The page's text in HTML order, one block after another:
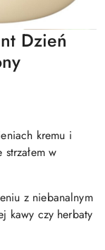
Dzień
kremu i
w
z niebanalnym
kawy czy herbaty